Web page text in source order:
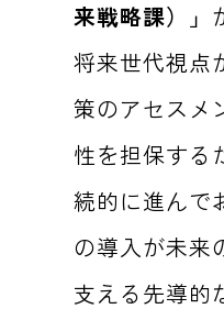
来戦略課）」
将来世代視点
策のアセスメ
性を担保する
続的に進んで
の導入が未来
支える先導的